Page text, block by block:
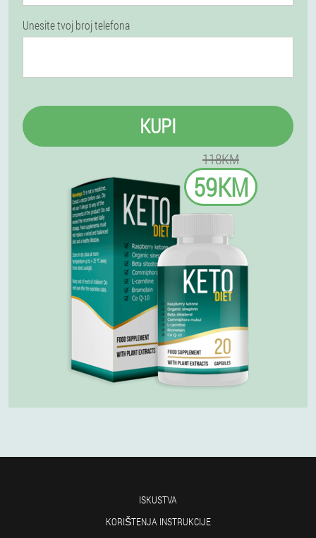
Unesite tvoj broj telefona
KUPI
118KM
59KM
ISKUSTVA
KORIŠTENJA INSTRUKCIJE